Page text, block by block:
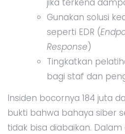
jika terkena
Gunakan solusi
seperti EDR (
Response)
Tingkatkan
bagi staf dan
Insiden bocornya 184 juta
bukti bahwa bahaya siber
tidak bisa diabaikan.